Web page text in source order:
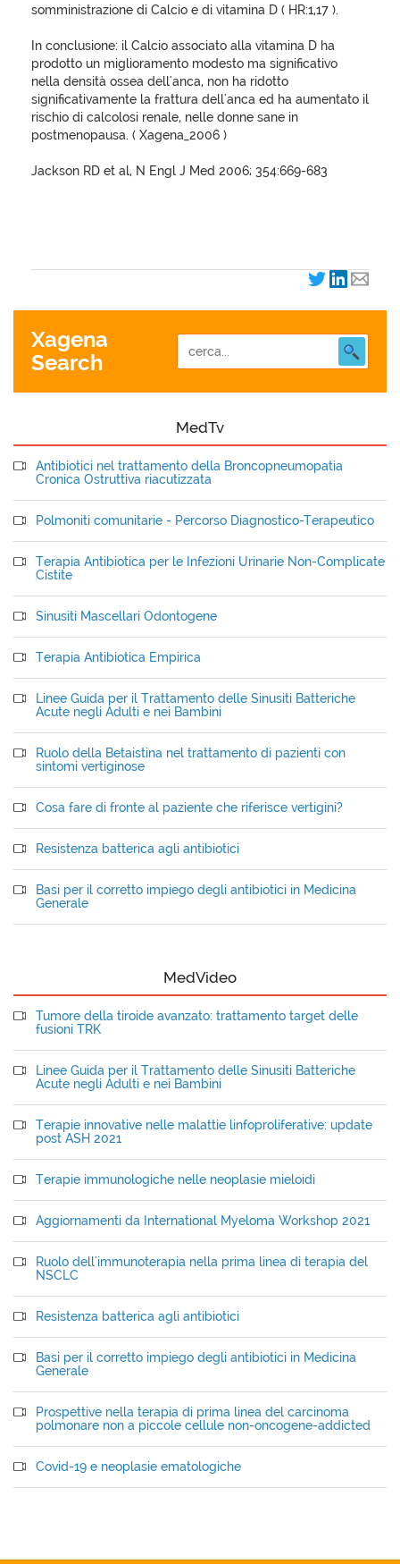
somministrazione di Calcio e di vitamina D ( HR:1,17 ).
In conclusione: il Calcio associato alla vitamina D ha
prodotto un miglioramento modesto ma significativo
nella densità ossea dell'anca, non ha ridotto
significativamente la frattura dell'anca ed ha aumentato il
rischio di calcolosi renale, nelle donne sane in
postmenopausa. ( Xagena_2006 )
Jackson RD et al, N Engl J Med 2006; 354:669-683
Xagena
Search
MedTv
Antibiotici nel trattamento della Broncopneumopatia
Cronica Ostruttiva riacutizzata
Polmoniti comunitarie - Percorso Diagnostico-Terapeutico
Terapia Antibiotica per le Infezioni Urinarie Non-Complicate
Cistite
Sinusiti Mascellari Odontogene
Terapia Antibiotica Empirica
Linee Guida per il Trattamento delle Sinusiti Batteriche
Acute negli Adulti e nei Bambini
Ruolo della Betaistina nel trattamento di pazienti con
sintomi vertiginose
Cosa fare di fronte al paziente che riferisce vertigini?
Resistenza batterica agli antibiotici
Basi per il corretto impiego degli antibiotici in Medicina
Generale
MedVideo
Tumore della tiroide avanzato: trattamento target delle
fusioni TRK
Linee Guida per il Trattamento delle Sinusiti Batteriche
Acute negli Adulti e nei Bambini
Terapie innovative nelle malattie linfoproliferative: update
post ASH 2021
Terapie immunologiche nelle neoplasie mieloidi
Aggiornamenti da International Myeloma Workshop 2021
Ruolo dell'immunoterapia nella prima linea di terapia del
NSCLC
Resistenza batterica agli antibiotici
Basi per il corretto impiego degli antibiotici in Medicina
Generale
Prospettive nella terapia di prima linea del carcinoma
polmonare non a piccole cellule non-oncogene-addicted
Covid-19 e neoplasie ematologiche